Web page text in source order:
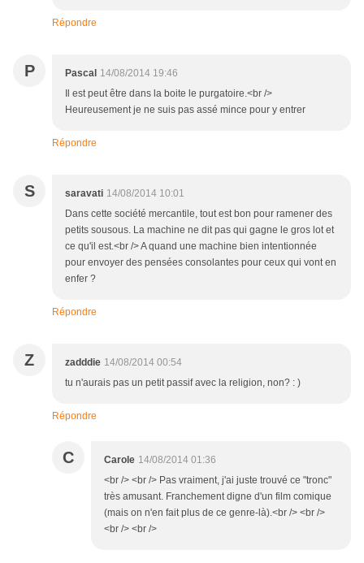
Répondre
P Pascal 14/08/2014 19:46
Il est peut être dans la boite le purgatoire.<br />
Heureusement je ne suis pas assé mince pour y entrer
Répondre
S saravati 14/08/2014 10:01
Dans cette société mercantile, tout est bon pour ramener des
petits sousous. La machine ne dit pas qui gagne le gros lot et
ce qu'il est.<br /> A quand une machine bien intentionnée
pour envoyer des pensées consolantes pour ceux qui vont en
enfer ?
Répondre
Z zadddie 14/08/2014 00:54
tu n'aurais pas un petit passif avec la religion, non? : )
Répondre
C Carole 14/08/2014 01:36
<br /> <br /> Pas vraiment, j'ai juste trouvé ce "tronc"
très amusant. Franchement digne d'un film comique
(mais on n'en fait plus de ce genre-là).<br /> <br />
<br /> <br />